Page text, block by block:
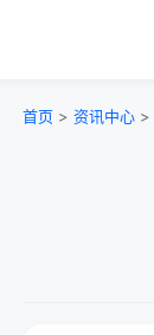
首页 > 资讯中心 >